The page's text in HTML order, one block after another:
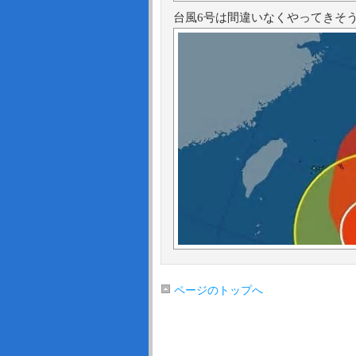
台風6号は間違いなくやってきそ
ページのトップへ